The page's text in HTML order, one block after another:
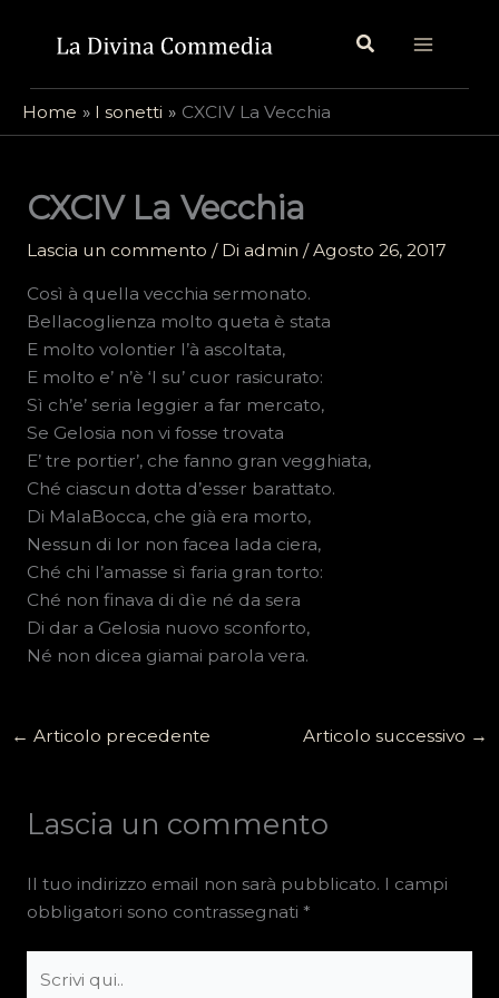
Cerca
Home I sonetti CXCIV La Vecchia
CXCIV La Vecchia
Lascia un commento / Di admin /Agosto 26, 2017
Così à quella vecchia sermonato.
Bellacoglienza molto queta è stata
E molto volontier l’à ascoltata,
E molto e’ n’è ‘l su’ cuor rasicurato:
Sì ch’e’ seria leggier a far mercato,
Se Gelosia non vi fosse trovata
E’ tre portier’, che fanno gran vegghiata,
Ché ciascun dotta d’esser barattato.
Di MalaBocca, che già era morto,
Nessun di lor non facea lada ciera,
Ché chi l’amasse sì faria gran torto:
Ché non finava di dìe né da sera
Di dar a Gelosia nuovo sconforto,
Né non dicea giamai parola vera.
← Articolo precedente Articolo successivo →
Lascia un commento
Il tuo indirizzo email non sarà pubblicato. I campi
obbligatori sono contrassegnati *
qui..